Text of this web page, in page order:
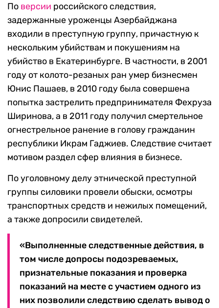
По версии российского следствия,
задержанные уроженцы Азербайджана
входили в преступную группу, причастную к
нескольким убийствам и покушениям на
убийство в Екатеринбурге. В частности, в 2001
году от колото-резаных ран умер бизнесмен
Юнис Пашаев, в 2010 году была совершена
попытка застрелить предпринимателя Фехруза
Ширинова, а в 2011 году получил смертельное
огнестрельное ранение в голову гражданин
республики Икрам Гаджиев. Следствие считает
мотивом раздел сфер влияния в бизнесе.
По уголовному делу этнической преступной
группы силовики провели обыски, осмотры
транспортных средств и нежилых помещений,
а также допросили свидетелей.
«Выполненные следственные действия, в
том числе допросы подозреваемых,
признательные показания и проверка
показаний на месте с участием одного из
них позволили следствию сделать вывод о